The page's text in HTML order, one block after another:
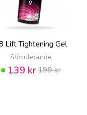
Lift Tightening Gel
Stimulerande
139 kr199 kr